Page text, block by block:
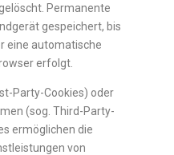
Permanente
gespeichert, bis
eine automatische
erfolgt.
Party-Cookies) oder
(sog. Third-Party-
ermöglichen die
von